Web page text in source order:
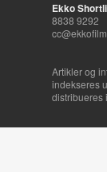
Ekko
8838 9292
Artikler og
indekseres
distribueres